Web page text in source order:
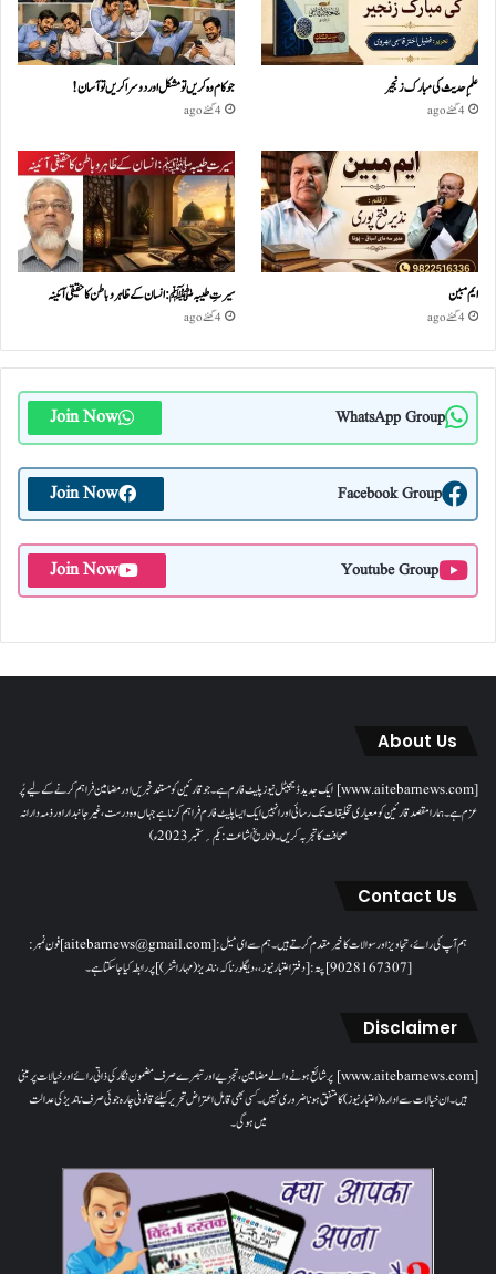
علمِ حدیث کی مبارک زنجیر
4 گھنٹے ago
جو کام وہ کریں تو مشکل اور دوسرا کریں تو آسان !
4 گھنٹے ago
ایم مبین
4 گھنٹے ago
سیرتِ طیبہﷺ: انسان کے ظاہر و باطن کا حقیقی آئینہ
4 گھنٹے ago
WhatsApp Group
Join Now
Facebook Group
Join Now
Youtube Group
Join Now
About Us
[www.aitebarnews.com] ایک جدید ڈیجیٹل نیوز پلیٹ فارم ہے۔ جو قارئین کو مستند خبریں اور مضامین فراہم کرنے کے لیے پُر
عزم ہے۔ ہمارا مقصدقارئین کو معیاری تخلیقات تک رسائی اور انہیں ایک ایسا پلیٹ فارم فراہم کرنا ہے جہاں وہ درست، غیر جانبدار اور ذمہ دارانہ
صحافت کا تجربہ کریں۔( تاریخ اشاعت : یکم؍ ستمبر 2023ء)
Contact Us
ہم آپ کی رائے، تجاویز اور سوالات کا خیرمقدم کرتے ہیں۔ ہم سےای میل: [aitebarnews@gmail.com]فون نمبر:
[9028167307]پتہ: [دفتر اعتبار نیوز، ، دیگلور ناکہ، ناندیڑ(مہاراشٹر) ] پر رابطہ کیا جاسکتا ہے۔
Disclaimer
[www.aitebarnews.com] پر شائع ہونے والے مضامین، تجزیے اور تبصرے صرف مضمون نگار کی ذاتی رائے اور خیالات پر مبنی
ہیں۔ ان خیالات سے ادارہ (اعتبار نیوز) کا متفق ہونا ضروری نہیں۔ کسی بھی قابل اعتراض تحریر کیلئے قانونی چارہ جوئی صرف ناندیڑ کی عدالت
میں ہوگی۔